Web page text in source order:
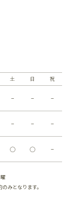
土 日 祝
− − −
− − −
◯ ◯ −
みとなります。